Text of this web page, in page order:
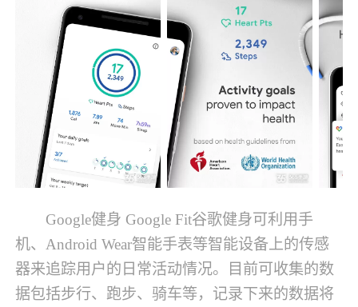
Google健身 Google Fit谷歌健身可利用手
机、Android Wear智能手表等智能设备上的传感
器来追踪用户的日常活动情况。目前可收集的数
据包括步行、跑步、骑车等，记录下来的数据将